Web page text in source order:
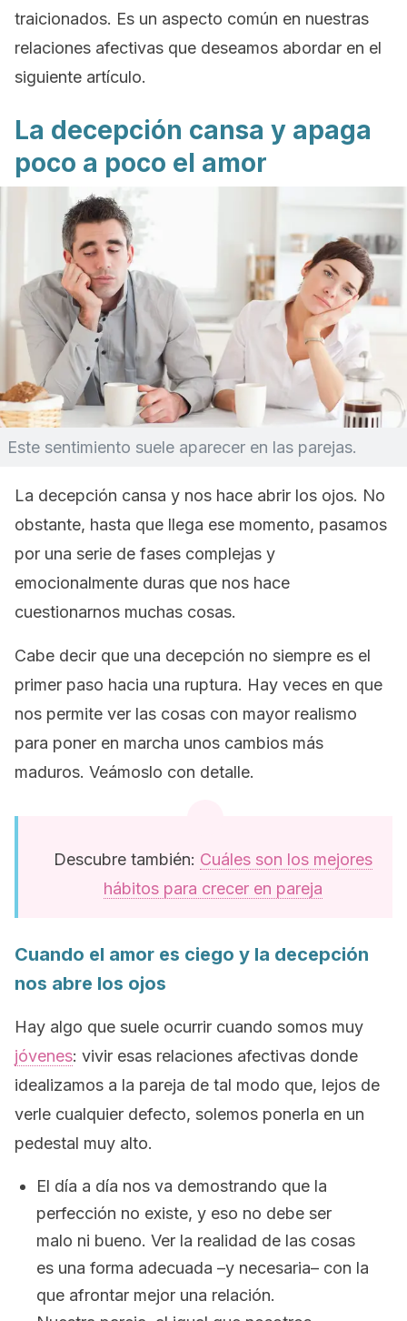
traicionados. Es un aspecto común en nuestras
relaciones afectivas que deseamos abordar en el
siguiente artículo.
La decepción cansa y apaga
poco a poco el amor
Este sentimiento suele aparecer en las parejas.
La decepción cansa y nos hace abrir los ojos. No
obstante, hasta que llega ese momento, pasamos
por una serie de fases complejas y
emocionalmente duras que nos hace
cuestionarnos muchas cosas.
Cabe decir que una decepción no siempre es el
primer paso hacia una ruptura. Hay veces en que
nos permite ver las cosas con mayor realismo
para poner en marcha unos cambios más
maduros. Veámoslo con detalle.
Descubre también: Cuáles son los mejores
hábitos para crecer en pareja
Cuando el amor es ciego y la decepción
nos abre los ojos
Hay algo que suele ocurrir cuando somos muy
jóvenes: vivir esas relaciones afectivas donde
idealizamos a la pareja de tal modo que, lejos de
verle cualquier defecto, solemos ponerla en un
pedestal muy alto.
El día a día nos va demostrando que la
perfección no existe, y eso no debe ser
malo ni bueno. Ver la realidad de las cosas
es una forma adecuada –y necesaria– con la
que afrontar mejor una relación.